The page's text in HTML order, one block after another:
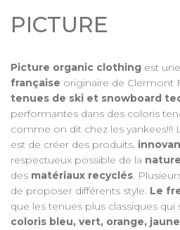
PICTURE
Picture organic clothing est
française originaire de Clermont
tenues de ski et snowboard
performantes dans des coloris
comme on dit chez les yankees!!!
est de créer des produits,
respectueux possible de la nature
des matériaux recyclés.
de proposer différents style. Le
que les tenues plus classiques qui
coloris bleu, vert, orange, jaune